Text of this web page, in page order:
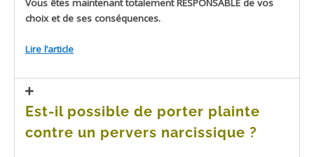
choix et de ses conséquences.
Lire l’article
Est-il possible de porter plainte
contre un pervers narcissique ?